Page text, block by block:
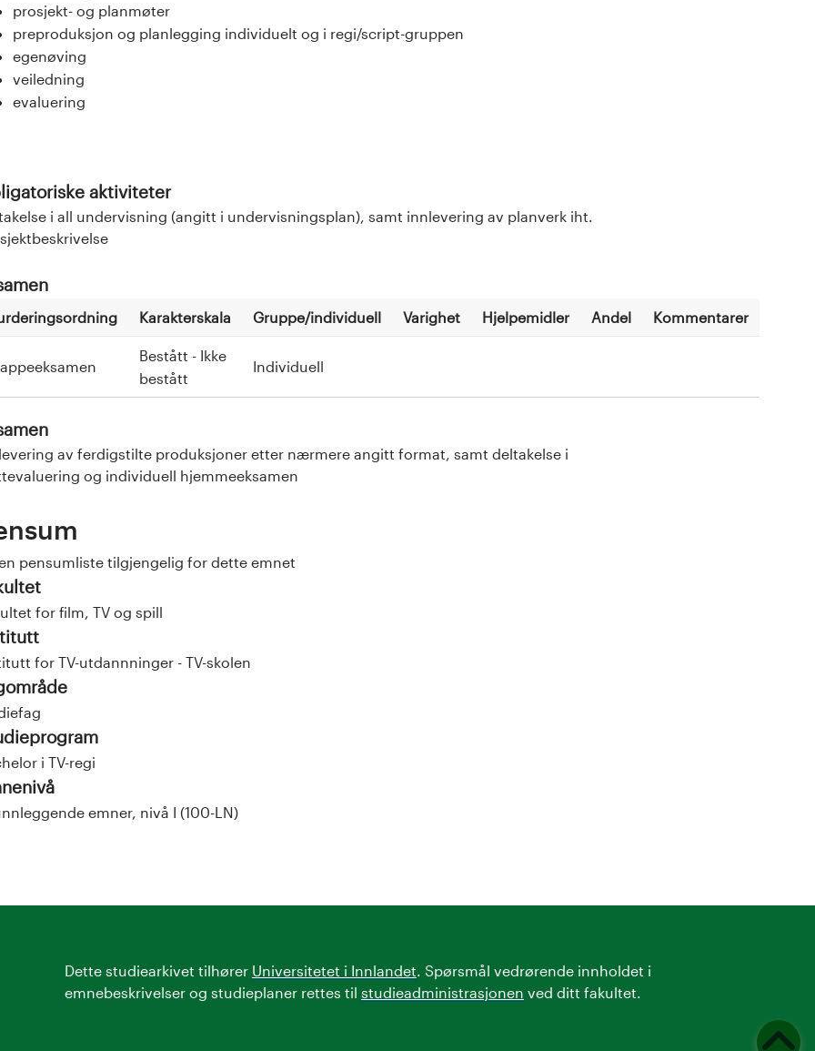
prosjekt- og planmøter
preproduksjon og planlegging individuelt og i regi/script-gruppen
egenøving
veiledning
evaluering
aktiviteter
i all undervisning (angitt i undervisningsplan), samt innlevering av planverk iht.
Karakterskala Gruppe/individuell Varighet Hjelpemidler Andel Kommentarer
Bestått - Ikke
bestått
Individuell
av ferdigstilte produksjoner etter nærmere angitt format, samt deltakelse i
og individuell hjemmeeksamen
pensumliste tilgjengelig for dette emnet
for film, TV og spill
for TV-utdannninger - TV-skolen
i TV-regi
emner, nivå I (100-LN)
Dette studiearkivet tilhører Universitetet i Innlandet . Spørsmål vedrørende innholdet i
emnebeskrivelser og studieplaner rettes til studieadministrasjonen ved ditt fakultet.